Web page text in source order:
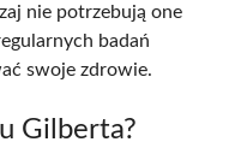
nie potrzebują one
badań
swoje zdrowie.
Gilberta?